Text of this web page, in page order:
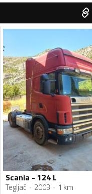
Scania - 124 L
Tegljač 2003 1 km